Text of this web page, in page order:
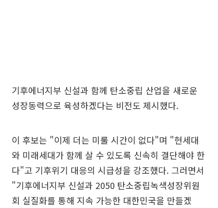
기후에너지부 신설과 함께 탄소중립 산업을 새로운
성장동력으로 육성하겠다는 비전도 제시했다.
이 후보는 "이제 더는 미룰 시간이 없다"며 "현세대
와 미래세대가 함께 살 수 있도록 신속히 결단해야 한
다"고 기후위기 대응의 시급성을 강조했다. 그러면서
"기후에너지부 신설과 2050 탄소중립녹색성장위원
회 실질화를 통해 지속 가능한 대한민국을 만들겠